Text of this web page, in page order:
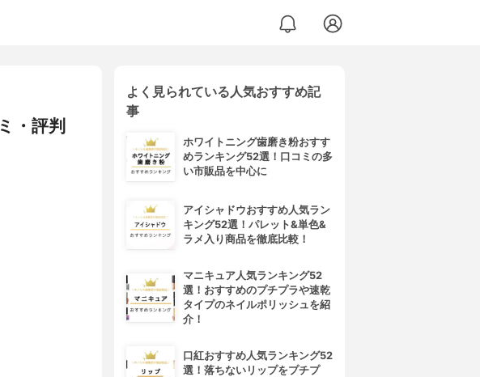
・評判
よく見られている人気おすすめ記
事
ホワイトニング歯磨き粉おすす
めランキング52選！口コミの多
い市販品を中心に
アイシャドウおすすめ人気ラン
キング52選！パレット&単色&
ラメ入り商品を徹底比較！
マニキュア人気ランキング52
選！おすすめのプチプラや速乾
タイプのネイルポリッシュを紹
介！
口紅おすすめ人気ランキング52
選！落ちないリップをプチプ